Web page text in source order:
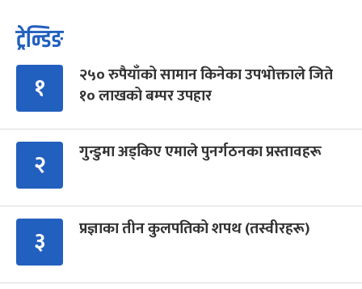
ट्रेन्डिङ
१
२५० रुपैयाँको सामान किनेका उपभोक्ताले जिते
१० लाखको बम्पर उपहार
२ गुन्डुमा अड्किए एमाले पुनर्गठनका प्रस्तावहरू
३ प्रज्ञाका तीन कुलपतिको शपथ (तस्वीरहरू)